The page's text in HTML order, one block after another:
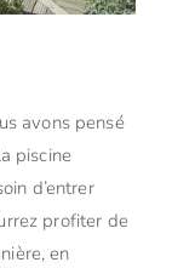
avons pensé
piscine
d’entrer
profiter de
en